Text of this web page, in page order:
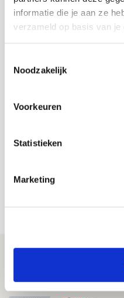
informatie die je aan ze
verzameld op basis van je
Noodzakelijk
Voorkeuren
Statistieken
Marketing
dat we ook in de
kunnen kijken!
Bekijk alle berichten
Net binnen //
Drie dingen die je